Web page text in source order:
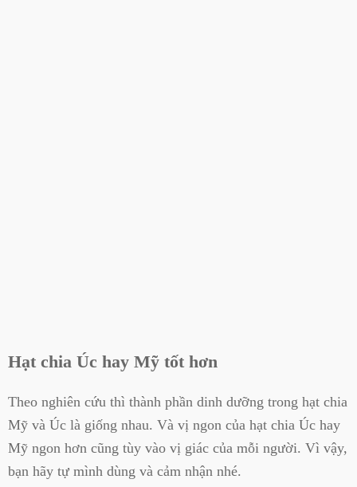
Hạt chia Úc hay Mỹ tốt hơn
Theo nghiên cứu thì thành phần dinh dưỡng trong hạt chia
Mỹ và Úc là giống nhau. Và vị ngon của hạt chia Úc hay
Mỹ ngon hơn cũng tùy vào vị giác của mỗi người. Vì vậy,
bạn hãy tự mình dùng và cảm nhận nhé.